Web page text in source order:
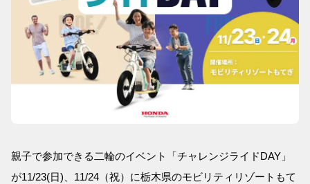
親子で参加できる二輪のイベント「チャレンジライドDAY」
が11/23(日)、11/24（祝）に栃木県のモビリティリゾートもて